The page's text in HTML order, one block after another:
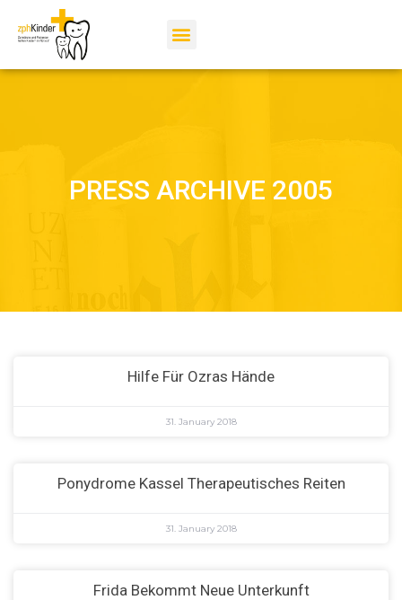
PRESS ARCHIVE 2005
Hilfe Für Ozras Hände
31. January 2018
Ponydrome Kassel Therapeutisches Reiten
31. January 2018
Frida Bekommt Neue Unterkunft